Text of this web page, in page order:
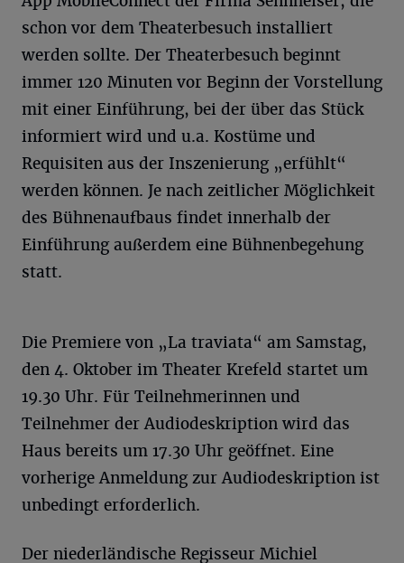
schon vor dem Theaterbesuch installiert
werden sollte. Der Theaterbesuch beginnt
immer 120 Minuten vor Beginn der Vorstellung
mit einer Einführung, bei der über das Stück
informiert wird und u.a. Kostüme und
Requisiten aus der Inszenierung „erfühlt“
werden können. Je nach zeitlicher Möglichkeit
des Bühnenaufbaus findet innerhalb der
Einführung außerdem eine Bühnenbegehung
statt.
Die Premiere von „La traviata“ am Samstag,
den 4. Oktober im Theater Krefeld startet um
19.30 Uhr. Für Teilnehmerinnen und
Teilnehmer der Audiodeskription wird das
Haus bereits um 17.30 Uhr geöffnet. Eine
vorherige Anmeldung zur Audiodeskription ist
unbedingt erforderlich.
Der niederländische Regisseur Michiel